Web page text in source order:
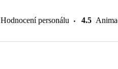
Hodnocení personálu 4.5